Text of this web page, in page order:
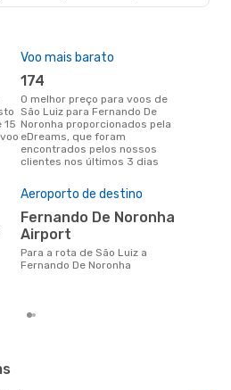
15
Voo mais barato
174
O melhor preço para voos de
São Luiz para Fernando De
Noronha proporcionados pela
eDreams, que foram
encontrados pelos nossos
clientes nos últimos 3 dias
Aeroporto de destino
Fernando De Noronha
Airport
Para a rota de São Luiz a
Fernando De Noronha